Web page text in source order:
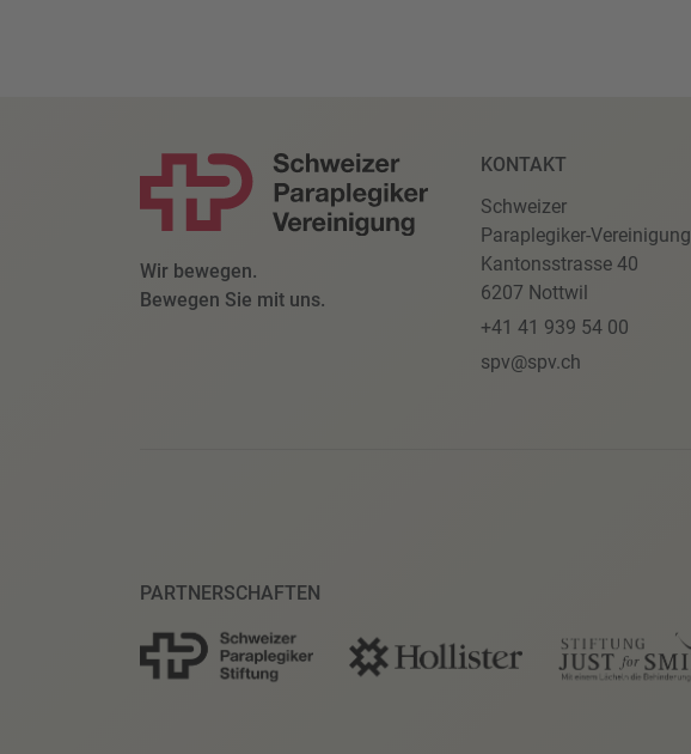
Wir bewegen.
Bewegen Sie mit uns.
KONTAKT
Schweizer
Paraplegiker-Vereinigung
Kantonsstrasse 40
6207 Nottwil
+41 41 939 54 00
spv@spv.ch
PARTNERSCHAFTEN